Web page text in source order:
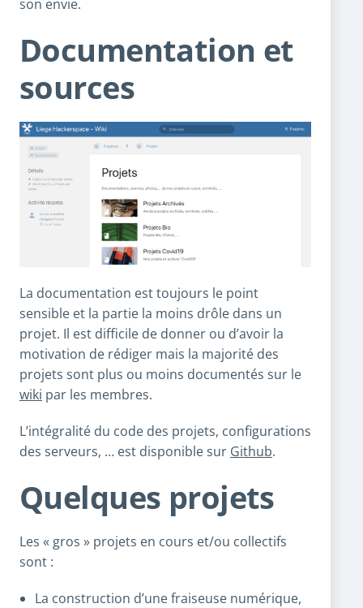
son envie.
Documentation et
sources
La documentation est toujours le point
sensible et la partie la moins drôle dans un
projet. Il est difficile de donner ou d’avoir la
motivation de rédiger mais la majorité des
projets sont plus ou moins documentés sur le
wiki par les membres.
L’intégralité du code des projets, configurations
des serveurs, … est disponible sur Github.
Quelques projets
Les « gros » projets en cours et/ou collectifs
sont :
La construction d’une fraiseuse numérique,